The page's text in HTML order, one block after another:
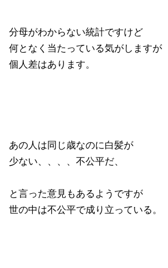
分母がわからない統計ですけど
何となく当たっている気がしますが
個人差はあります。
あの人は同じ歳なのに白髪が
少ない、、、、不公平だ、
と言った意見もあるようですが
世の中は不公平で成り立っている。